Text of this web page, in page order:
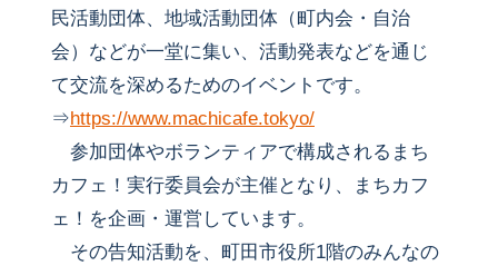
民活動団体、地域活動団体（町内会・自治
会）などが一堂に集い、活動発表などを通じ
て交流を深めるためのイベントです。
⇒https://www.machicafe.tokyo/
参加団体やボランティアで構成されるまち
カフェ！実行委員会が主催となり、まちカフ
ェ！を企画・運営しています。
その告知活動を、町田市役所1階のみんなの